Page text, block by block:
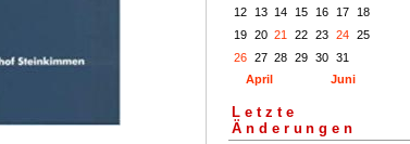
12
13 14 15 16 17
18
19
20 21 22 23 24
25
26
27 28 29 30 31
April
Juni
Letzte
Änderungen